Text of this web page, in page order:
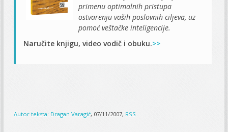
primenu optimalnih pristupa
ostvarenju vaših poslovnih ciljeva, uz
pomoć veštačke inteligencije.
Naručite knjigu, video vodič i obuku.>>
Autor teksta: Dragan Varagić, 07/11/2007, RSS